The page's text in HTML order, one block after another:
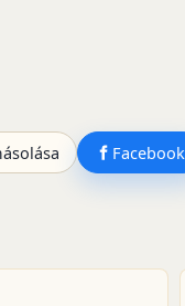
Facebook